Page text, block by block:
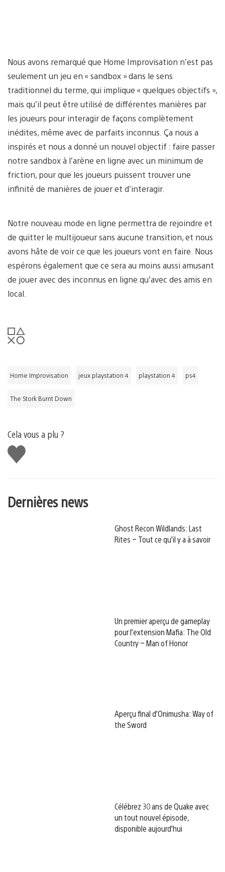
Nous avons remarqué que Home Improvisation n’est pas
seulement un jeu en « sandbox » dans le sens
traditionnel du terme, qui implique « quelques objectifs »,
mais qu’il peut être utilisé de différentes manières par
les joueurs pour interagir de façons complètement
inédites, même avec de parfaits inconnus. Ça nous a
inspirés et nous a donné un nouvel objectif : faire passer
notre sandbox à l’arène en ligne avec un minimum de
friction, pour que les joueurs puissent trouver une
infinité de manières de jouer et d’interagir.
Notre nouveau mode en ligne permettra de rejoindre et
de quitter le multijoueur sans aucune transition, et nous
avons hâte de voir ce que les joueurs vont en faire. Nous
espérons également que ce sera au moins aussi amusant
de jouer avec des inconnus en ligne qu’avec des amis en
local.
Home Improvisation jeux playstation 4 playstation 4 ps4
The Stork Burnt Down
Cela vous a plu ?
J'aime
Dernières news
Ghost Recon Wildlands: Last
Rites – Tout ce qu’il y a à savoir
Un premier aperçu de gameplay
pour l’extension Mafia: The Old
Country – Man of Honor
Aperçu final d’Onimusha: Way of
the Sword
Célébrez 30 ans de Quake avec
un tout nouvel épisode,
disponible aujourd’hui